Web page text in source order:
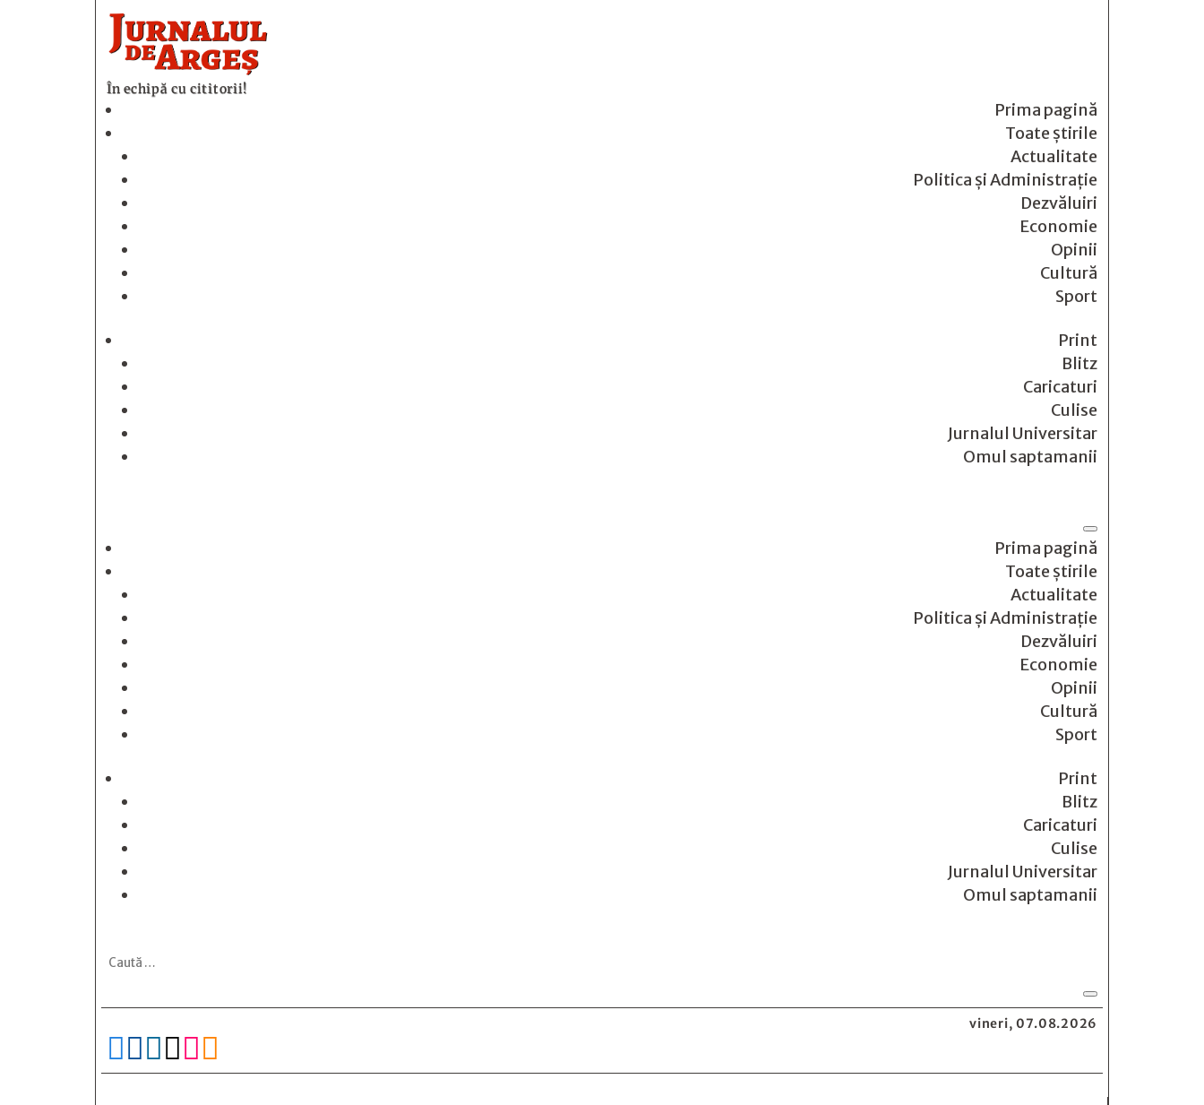
În echipă cu cititorii!
Prima pagină
Toate știrile
Actualitate
Politica și Administrație
Dezvăluiri
Economie
Opinii
Cultură
Sport
Print
Blitz
Caricaturi
Culise
Jurnalul Universitar
Omul saptamanii
Prima pagină
Toate știrile
Actualitate
Politica și Administrație
Dezvăluiri
Economie
Opinii
Cultură
Sport
Print
Blitz
Caricaturi
Culise
Jurnalul Universitar
Omul saptamanii
vineri, 07.08.2026
